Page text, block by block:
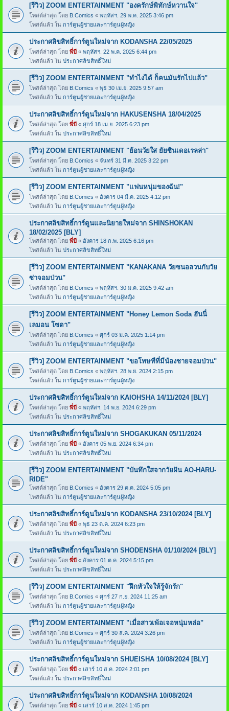
[รีวิว] ZOOM ENTERTAINMENT "องครักษ์พิทักษ์หวานใจ"
โพสต์ล่าสุด โดย B.Comics « พฤหัสฯ. 29 พ.ค. 2025 3:46 pm
โพสต์แล้ว ใน การ์ตูนผู้ชายและการ์ตูนผู้หญิง
ประกาศลิขสิทธิ์การ์ตูนใหม่จาก KODANSHA 22/05/2025
โพสต์ล่าสุด โดย พี่บี « พฤหัสฯ. 22 พ.ค. 2025 6:44 pm
โพสต์แล้ว ใน ประกาศลิขสิทธิ์ใหม่
[รีวิว] ZOOM ENTERTAINMENT "ทำไงได้ ก็คนมันรักไปแล้ว"
โพสต์ล่าสุด โดย B.Comics « พุธ 30 เม.ย. 2025 9:57 am
โพสต์แล้ว ใน การ์ตูนผู้ชายและการ์ตูนผู้หญิง
ประกาศลิขสิทธิ์การ์ตูนใหม่จาก HAKUSENSHA 18/04/2025
โพสต์ล่าสุด โดย พี่บี « ศุกร์ 18 เม.ย. 2025 6:23 pm
โพสต์แล้ว ใน ประกาศลิขสิทธิ์ใหม่
[รีวิว] ZOOM ENTERTAINMENT "ย้อนวัยใส ยัยซินเดอเรลล่า"
โพสต์ล่าสุด โดย B.Comics « จันทร์ 31 มี.ค. 2025 3:22 pm
โพสต์แล้ว ใน การ์ตูนผู้ชายและการ์ตูนผู้หญิง
[รีวิว] ZOOM ENTERTAINMENT "แฟนหนุ่มของฉัน!"
โพสต์ล่าสุด โดย B.Comics « อังคาร 04 มี.ค. 2025 4:12 pm
โพสต์แล้ว ใน การ์ตูนผู้ชายและการ์ตูนผู้หญิง
ประกาศลิขสิทธิ์การ์ตูนและนิยายใหม่จาก SHINSHOKAN
18/02/2025 [BLY]
โพสต์ล่าสุด โดย พี่บี « อังคาร 18 ก.พ. 2025 6:16 pm
โพสต์แล้ว ใน ประกาศลิขสิทธิ์ใหม่
[รีวิว] ZOOM ENTERTAINMENT "KANAKANA วัยซนอลวนกับวัย
ซ่าจอมป่วน"
โพสต์ล่าสุด โดย B.Comics « พฤหัสฯ. 30 ม.ค. 2025 9:42 am
โพสต์แล้ว ใน การ์ตูนผู้ชายและการ์ตูนผู้หญิง
[รีวิว] ZOOM ENTERTAINMENT "Honey Lemon Soda ฮันนี่
เลมอน โซดา"
โพสต์ล่าสุด โดย B.Comics « ศุกร์ 03 ม.ค. 2025 1:14 pm
โพสต์แล้ว ใน การ์ตูนผู้ชายและการ์ตูนผู้หญิง
[รีวิว] ZOOM ENTERTAINMENT "ขอโทษทีที่มีน้องชายจอมป่วน"
โพสต์ล่าสุด โดย B.Comics « พฤหัสฯ. 28 พ.ย. 2024 2:15 pm
โพสต์แล้ว ใน การ์ตูนผู้ชายและการ์ตูนผู้หญิง
ประกาศลิขสิทธิ์การ์ตูนใหม่จาก KAIOHSHA 14/11/2024 [BLY]
โพสต์ล่าสุด โดย พี่บี « พฤหัสฯ. 14 พ.ย. 2024 6:29 pm
โพสต์แล้ว ใน ประกาศลิขสิทธิ์ใหม่
ประกาศลิขสิทธิ์การ์ตูนใหม่จาก SHOGAKUKAN 05/11/2024
โพสต์ล่าสุด โดย พี่บี « อังคาร 05 พ.ย. 2024 6:34 pm
โพสต์แล้ว ใน ประกาศลิขสิทธิ์ใหม่
[รีวิว] ZOOM ENTERTAINMENT "บันทึกใสจากวัยฝัน AO-HARU-
RIDE"
โพสต์ล่าสุด โดย B.Comics « อังคาร 29 ต.ค. 2024 5:05 pm
โพสต์แล้ว ใน การ์ตูนผู้ชายและการ์ตูนผู้หญิง
ประกาศลิขสิทธิ์การ์ตูนใหม่จาก KODANSHA 23/10/2024 [BLY]
โพสต์ล่าสุด โดย พี่บี « พุธ 23 ต.ค. 2024 6:23 pm
โพสต์แล้ว ใน ประกาศลิขสิทธิ์ใหม่
ประกาศลิขสิทธิ์การ์ตูนใหม่จาก SHODENSHA 01/10/2024 [BLY]
โพสต์ล่าสุด โดย พี่บี « อังคาร 01 ต.ค. 2024 5:15 pm
โพสต์แล้ว ใน ประกาศลิขสิทธิ์ใหม่
[รีวิว] ZOOM ENTERTAINMENT "ฝึกหัวใจให้รู้จักรัก"
โพสต์ล่าสุด โดย B.Comics « ศุกร์ 27 ก.ย. 2024 11:25 am
โพสต์แล้ว ใน การ์ตูนผู้ชายและการ์ตูนผู้หญิง
[รีวิว] ZOOM ENTERTAINMENT "เมื่อสาวเพ้อเจอหนุ่มหล่อ"
โพสต์ล่าสุด โดย B.Comics « ศุกร์ 30 ส.ค. 2024 3:26 pm
โพสต์แล้ว ใน การ์ตูนผู้ชายและการ์ตูนผู้หญิง
ประกาศลิขสิทธิ์การ์ตูนใหม่จาก SHUEISHA 10/08/2024 [BLY]
โพสต์ล่าสุด โดย พี่บี « เสาร์ 10 ส.ค. 2024 2:01 pm
โพสต์แล้ว ใน ประกาศลิขสิทธิ์ใหม่
ประกาศลิขสิทธิ์การ์ตูนใหม่จาก KODANSHA 10/08/2024
โพสต์ล่าสุด โดย พี่บี « เสาร์ 10 ส.ค. 2024 1:45 pm